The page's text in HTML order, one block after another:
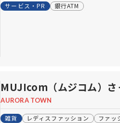
サービス・PR 銀行ATM
MUJIcom（ムジコム）さ
AURORA TOWN
雑貨 レディスファッション ファッ